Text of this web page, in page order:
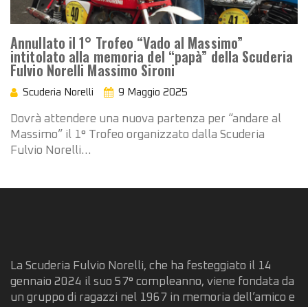
Annullato il 1° Trofeo “Vado al Massimo”
intitolato alla memoria del “papà” della Scuderia
Fulvio Norelli Massimo Sironi
Scuderia Norelli 9 Maggio 2025
Dovrà attendere una nuova partenza per “andare al
Massimo” il 1° Trofeo organizzato dalla Scuderia
Fulvio Norelli…
La Scuderia Fulvio Norelli, che ha festeggiato il 14
gennaio 2024 il suo 57° compleanno, viene fondata da
un gruppo di ragazzi nel 1967 in memoria dell’amico e